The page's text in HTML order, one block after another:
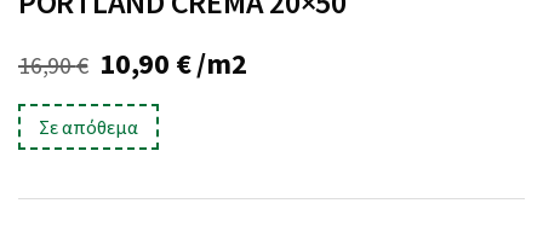
16,90€ Original
price
was:
16,90 €.
10,90 €Η
είναι:
/m2
Σε απόθεμα